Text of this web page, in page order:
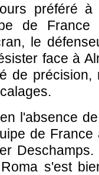
préféré à
de
le
face à
de précision,
l'absence
de
s'est